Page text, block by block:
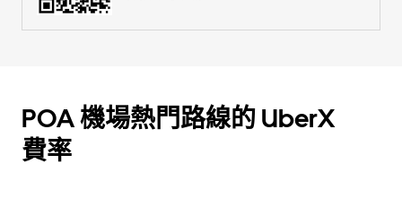
POA 機場熱門路線的 UberX
費率